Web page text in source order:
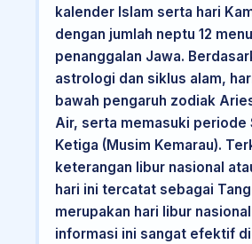
kalender Islam serta hari
dengan jumlah neptu 12
penanggalan Jawa.
astrologi dan siklus alam,
bawah pengaruh zodiak
Air, serta memasuki periode
Ketiga (Musim Kemarau).
keterangan libur nasional
hari ini tercatat sebagai
merupakan hari libur
informasi ini sangat efektif